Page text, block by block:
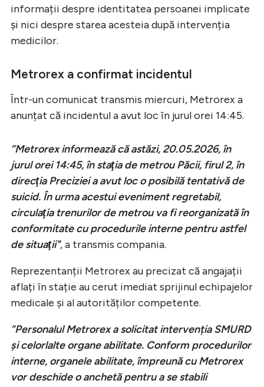
informații despre identitatea persoanei implicate
și nici despre starea acesteia după intervenția
medicilor.
Metrorex a confirmat incidentul
Într-un comunicat transmis miercuri, Metrorex a
anunțat că incidentul a avut loc în jurul orei 14:45.
”Metrorex informează că astăzi, 20.05.2026, în
jurul orei 14:45, în staţia de metrou Păcii, firul 2, în
direcţia Preciziei a avut loc o posibilă tentativă de
suicid. În urma acestui eveniment regretabil,
circulaţia trenurilor de metrou va fi reorganizată în
conformitate cu procedurile interne pentru astfel
de situaţii", a transmis compania.
Reprezentanții Metrorex au precizat că angajații
aflați în stație au cerut imediat sprijinul echipajelor
medicale și al autorităților competente.
”Personalul Metrorex a solicitat intervenția SMURD
și celorlalte organe abilitate. Conform procedurilor
interne, organele abilitate, împreună cu Metrorex
vor deschide o anchetă pentru a se stabili